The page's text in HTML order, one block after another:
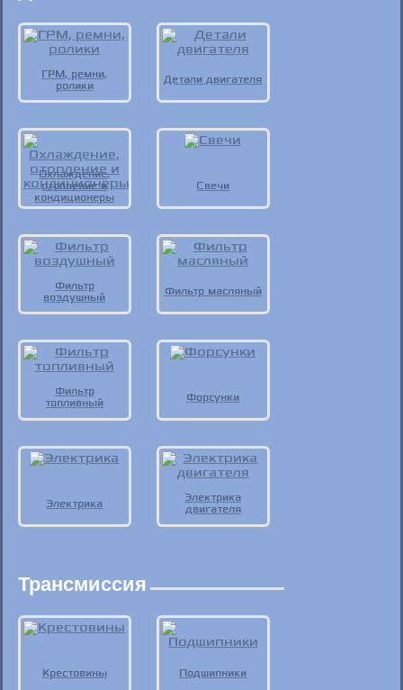
ГРМ, ремни,
ролики
Детали двигателя
Охлаждение,
отопление и
кондиционеры
Свечи
Фильтр
воздушный
Фильтр масляный
Фильтр
топливный
Форсунки
Электрика
Электрика
двигателя
Трансмиссия
Крестовины Подшипники